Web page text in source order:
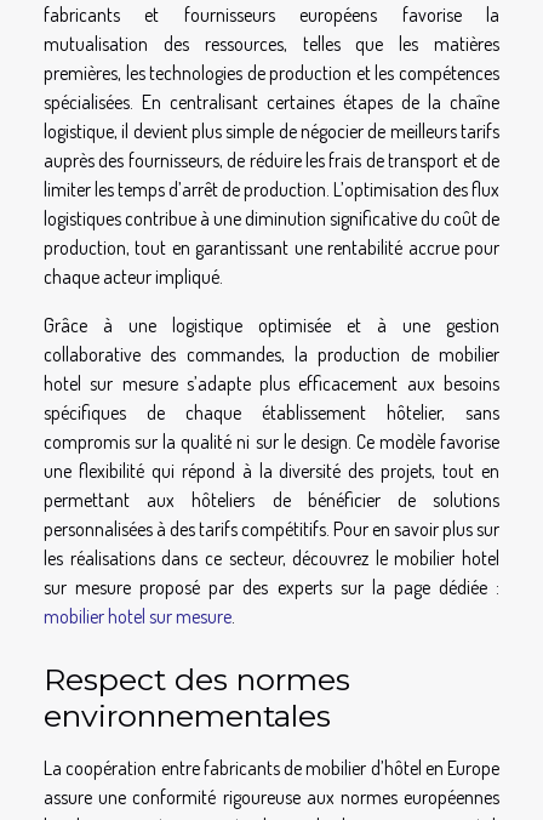
fabricants et fournisseurs européens favorise la
mutualisation des ressources, telles que les matières
premières, les technologies de production et les compétences
spécialisées. En centralisant certaines étapes de la chaîne
logistique, il devient plus simple de négocier de meilleurs tarifs
auprès des fournisseurs, de réduire les frais de transport et de
limiter les temps d’arrêt de production. L’optimisation des flux
logistiques contribue à une diminution significative du coût de
production, tout en garantissant une rentabilité accrue pour
chaque acteur impliqué.
Grâce à une logistique optimisée et à une gestion
collaborative des commandes, la production de mobilier
hotel sur mesure s’adapte plus efficacement aux besoins
spécifiques de chaque établissement hôtelier, sans
compromis sur la qualité ni sur le design. Ce modèle favorise
une flexibilité qui répond à la diversité des projets, tout en
permettant aux hôteliers de bénéficier de solutions
personnalisées à des tarifs compétitifs. Pour en savoir plus sur
les réalisations dans ce secteur, découvrez le mobilier hotel
sur mesure proposé par des experts sur la page dédiée :
mobilier hotel sur mesure.
Respect des normes
environnementales
La coopération entre fabricants de mobilier d’hôtel en Europe
assure une conformité rigoureuse aux normes européennes